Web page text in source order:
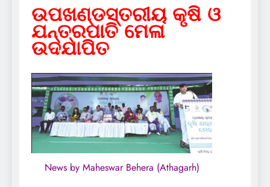
ଉପଖଣ୍ଡସ୍ତରୀୟ କୃଷି ଓ
ଯନ୍ତ୍ରପାତି ମେଳା
ଉଦଯାପିତ
News by Maheswar Behera (Athagarh)